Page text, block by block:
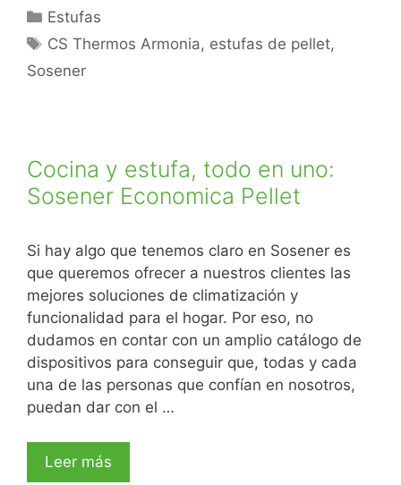
Estufas
CS Thermos Armonia, estufas de pellet,
Sosener
Cocina y estufa, todo en uno:
Sosener Economica Pellet
Si hay algo que tenemos claro en Sosener es
que queremos ofrecer a nuestros clientes las
mejores soluciones de climatización y
funcionalidad para el hogar. Por eso, no
dudamos en contar con un amplio catálogo de
dispositivos para conseguir que, todas y cada
una de las personas que confían en nosotros,
puedan dar con el …
Leer más